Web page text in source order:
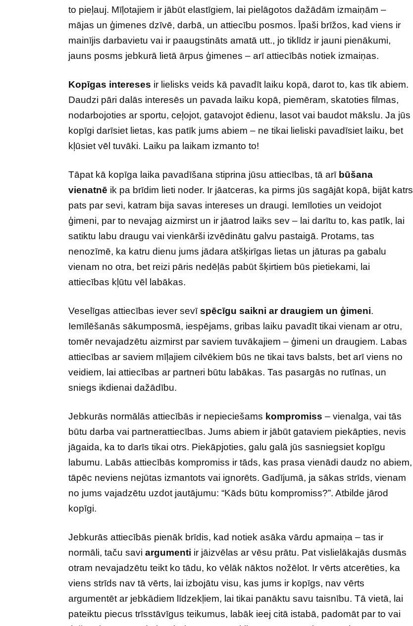
to pieļauj. Mīļotajiem ir jābūt elastīgiem, lai pielāgotos dažādām izmaiņām –
mājas un ģimenes dzīvē, darbā, un attiecību posmos. Īpaši brīžos, kad viens ir
mainījis darbavietu vai ir paaugstināts amatā utt., jo tiklīdz ir jauni pienākumi,
jauns posms jebkurā lietā ārpus ģimenes – arī attiecībās notiek izmaiņas.
Kopīgas intereses ir lielisks veids kā pavadīt laiku kopā, darot to, kas tīk abiem.
Daudzi pāri dalās interesēs un pavada laiku kopā, piemēram, skatoties filmas,
nodarbojoties ar sportu, ceļojot, gatavojot ēdienu, lasot vai baudot mākslu. Ja jūs
kopīgi darīsiet lietas, kas patīk jums abiem – ne tikai lieliski pavadīsiet laiku, bet
kļūsiet vēl tuvāki. Laiku pa laikam izmanto to!
Tāpat kā kopīga laika pavadīšana stiprina jūsu attiecības, tā arībūšana
vienatnē ik pa brīdim lieti noder. Ir jāatceras, ka pirms jūs sagājāt kopā, bijāt katrs
pats par sevi, katram bija savas intereses un draugi. Iemīloties un veidojot
ģimeni, par to nevajag aizmirst un ir jāatrod laiks sev – lai darītu to, kas patīk, lai
satiktu labu draugu vai vienkārši izvēdinātu galvu pastaigā. Protams, tas
nenozīmē, ka katru dienu jums jādara atšķirīgas lietas un jāturas pa gabalu
vienam no otra, bet reizi pāris nedēļās pabūt šķirtiem būs pietiekami, lai
attiecības kļūtu vēl labākas.
Veselīgas attiecības iever sevīspēcīgu saikni ar draugiem un ģimeni.
Iemīlēšanās sākumposmā, iespējams, gribas laiku pavadīt tikai vienam ar otru,
tomēr nevajadzētu aizmirst par saviem tuvākajiem – ģimeni un draugiem. Labas
attiecības ar saviem mīļajiem cilvēkiem būs ne tikai tavs balsts, bet arī viens no
veidiem, lai attiecības ar partneri būtu labākas. Tas pasargās no rutīnas, un
sniegs ikdienai dažādību.
Jebkurās normālās attiecībās ir nepieciešams kompromiss – vienalga, vai tās
būtu darba vai partnerattiecības. Jums abiem ir jābūt gataviem piekāpties, nevis
jāgaida, ka to darīs tikai otrs. Piekāpjoties, galu galā jūs sasniegsiet kopīgu
labumu. Labās attiecībās kompromiss ir tāds, kas prasa vienādi daudz no abiem,
tāpēc neviens nejūtas izmantots vai ignorēts. Gadījumā, ja sākas strīds, vienam
no jums vajadzētu uzdot jautājumu: “Kāds būtu kompromiss?”. Atbilde jārod
kopīgi.
Jebkurās attiecībās pienāk brīdis, kad notiek asāka vārdu apmaiņa – tas ir
normāli, taču savi argumenti ir jāizvēlas ar vēsu prātu. Pat vislielākajās dusmās
otram nevajadzētu teikt ko tādu, ko vēlāk nāktos nožēlot. Ir vērts atcerēties, ka
viens strīds nav tā vērts, lai izbojātu visu, kas jums ir kopīgs, nav vērts
argumentēt ar jebkādiem līdzekļiem, lai tikai panāktu savu taisnību. Tā vietā, lai
pateiktu piecus trīsstāvīgus teikumus, labāk ieej citā istabā, padomāt par to vai